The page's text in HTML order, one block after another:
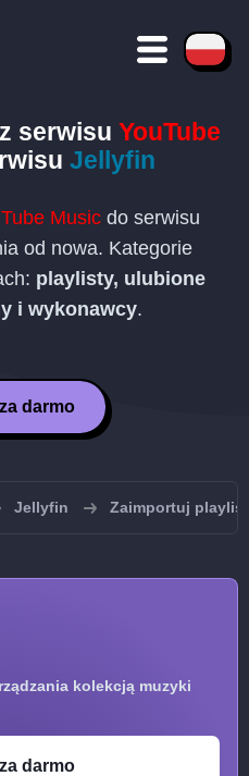
serwisu YouTube
Jellyfin
Music do serwisu
od nowa. Kategorie
playlisty, ulubione
i wykonawcy.
darmo
Jellyfin Zaimportuj
kolekcją muzyki
darmo